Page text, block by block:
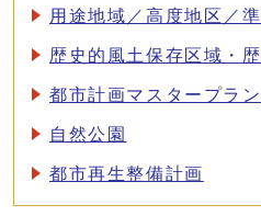
用途地域／高度地区／
歴史的風土保存区域・
都市計画マスタープラン
自然公園
都市再生整備計画